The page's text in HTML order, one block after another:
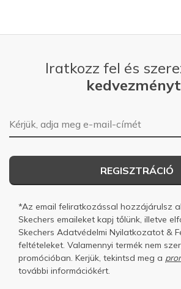
Iratkozz fel és
E-mail-cím
REGISZTRÁCIÓ
*Az email feliratkozással hozzájárulsz
Skechers emaileket kapj tőlünk, illetve
Skechers Adatvédelmi Nyilatkozatot &
feltételeket. Valamennyi termék nem
promócióban. Kerjük, tekintsd meg a
további információkért.